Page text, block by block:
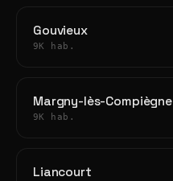
Gouvieux
9K hab.
Margny-lès-Compiègne
9K hab.
Liancourt